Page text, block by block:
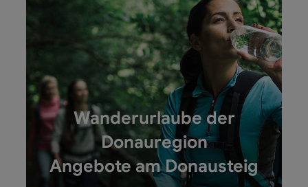
Wanderurlaube der
Donauregion
Angebote am Donausteig